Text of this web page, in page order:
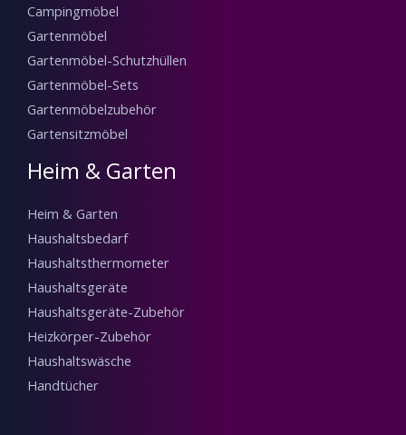
Campingmöbel
Gartenmöbel
Gartenmöbel-Schutzhüllen
Gartenmöbel-Sets
Gartenmöbelzubehör
Gartensitzmöbel
Heim & Garten
Heim & Garten
Haushaltsbedarf
Haushaltsthermometer
Haushaltsgeräte
Haushaltsgeräte-Zubehör
Heizkörper-Zubehör
Haushaltswäsche
Handtücher